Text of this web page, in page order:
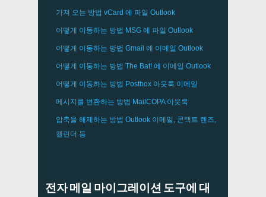
가져 오는 방법 vCard 에 파일 Outlook
어떻게 이동하는 방법 MSG 에 파일 Outlook
어떻게 이동하는 방법 Gmail 에 이메일 Outlook
어떻게 이동하는 방법 The Bat! 에 이메일 Outlook
어떻게 이동하는 방법 Postbox 아웃룩 이메일
메시지를 변환하는 방법 MailCOPA아웃룩
압축을 해제하는 방법 Outlook 이메일, 콘택트 렌즈,
캘린더 등
전자 메일 마이그레이션 도구에 대